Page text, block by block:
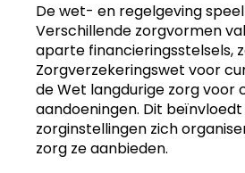
De wet- en regelgeving
Verschillende zorgvormen
aparte financieringsstelsels,
Zorgverzekeringswet voor
de Wet langdurige zorg voor
aandoeningen. Dit
zorginstellingen zich
zorg ze aanbieden.